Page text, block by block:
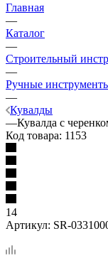
Главная
—
Каталог
—
Строительный
—
Ручные
—
Кувалды
—Кувалда с
Код товара: 1153
14
Артикул: SR-